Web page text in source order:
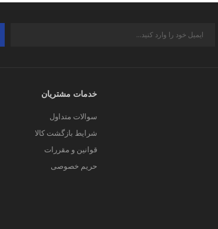
خدمات مشتریان
سوالات متداول
شرایط بازگشت کالا
قوانین و مقررات
حریم خصوصی